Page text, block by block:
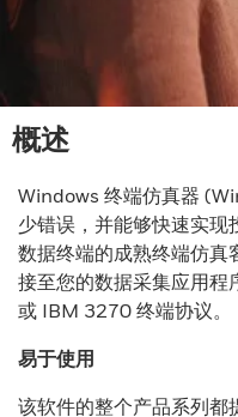
概述
Windows 终端仿真器
少错误，并能够快速实现
数据终端的成熟终端仿真
接至您的数据采集应用
或 IBM 3270 终端协议。
易于使用
该软件的整个产品系列都